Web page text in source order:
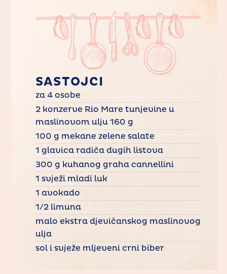
SASTOJCI
za 4 osobe
2 konzerve Rio Mare tunjevine u
maslinovom ulju 160 g
100 g mekane zelene salate
1 glavica radiča dugih listova
300 g kuhanog graha cannellini
1 svježi mladi luk
1 avokado
1/2 limuna
malo ekstra djevičanskog maslinovog
ulja
sol i svježe mljeveni crni biber